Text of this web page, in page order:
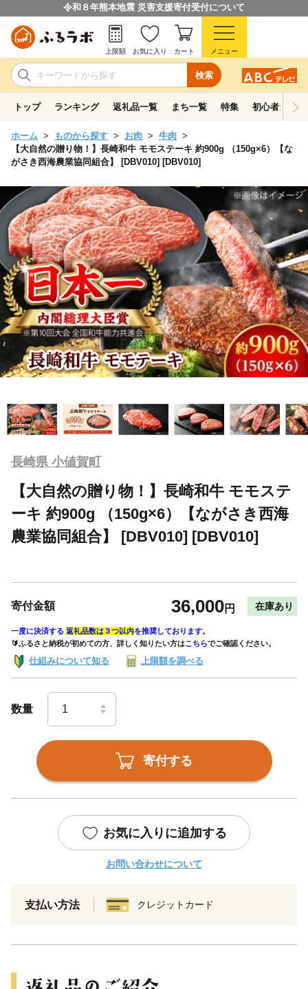
令和８年熊本地震 災害支援寄付受付について
検索
上限額 お気に入り カート メニュー
トップ ランキング 返礼品一覧 まち一覧 特集 初心者ガイド
ホーム ものから探す お肉
牛肉
【大自然の贈り物！】長崎和牛 モモステーキ 約900g （150g×6）【な
がさき西海農業協同組合】 [DBV010] [DBV010]
長崎県 小値賀町
【大自然の贈り物！】長崎和牛 モモステ
ーキ 約900g （150g×6）【ながさき西海
農業協同組合】 [DBV010] [DBV010]
寄付金額 36,000円 在庫あり
一度に決済する 返礼品数は３つ以内を推奨しております。
🔰ふるさと納税が初めての方、詳しく知りたい方はこちらでご確認ください。
仕組みについて知る 上限額を調べる
数量
寄付する
お気に入りに追加する
お問い合わせについて
支払い方法 クレジットカード